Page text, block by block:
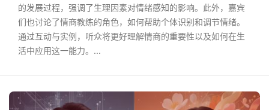
的发展过程，强调了生理因素对情绪感知的影响。此外，嘉宾
们也讨论了情商教练的角色，如何帮助个体识别和调节情绪。
通过互动与实例，听众将更好理解情商的重要性以及如何在生
活中应用这一能力。...